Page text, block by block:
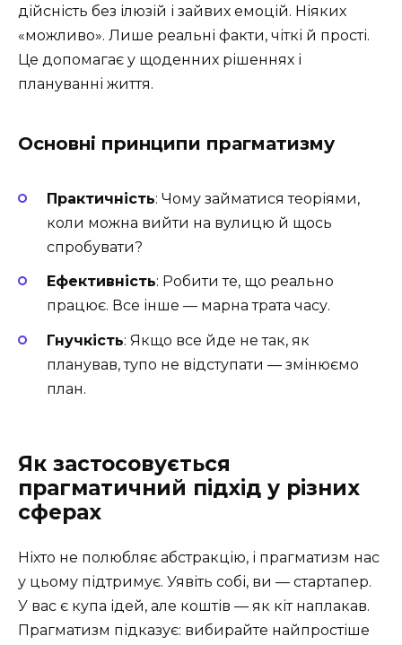
дійсність без ілюзій і зайвих емоцій. Ніяких
«можливо». Лише реальні факти, чіткі й прості.
Це допомагає у щоденних рішеннях і
плануванні життя.
Основні принципи прагматизму
Практичність: Чому займатися теоріями,
коли можна вийти на вулицю й щось
спробувати?
Ефективність: Робити те, що реально
працює. Все інше — марна трата часу.
Гнучкість: Якщо все йде не так, як
планував, тупо не відступати — змінюємо
план.
Як застосовується
прагматичний підхід у різних
сферах
Ніхто не полюбляє абстракцію, і прагматизм нас
у цьому підтримує. Уявіть собі, ви — стартапер.
У вас є купа ідей, але коштів — як кіт наплакав.
Прагматизм підказує: вибирайте найпростіше